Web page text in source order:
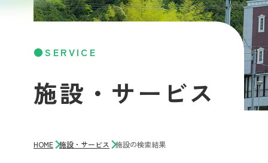
SERVICE
施設・サービス
HOME 施設・サービス 施設の検索結果